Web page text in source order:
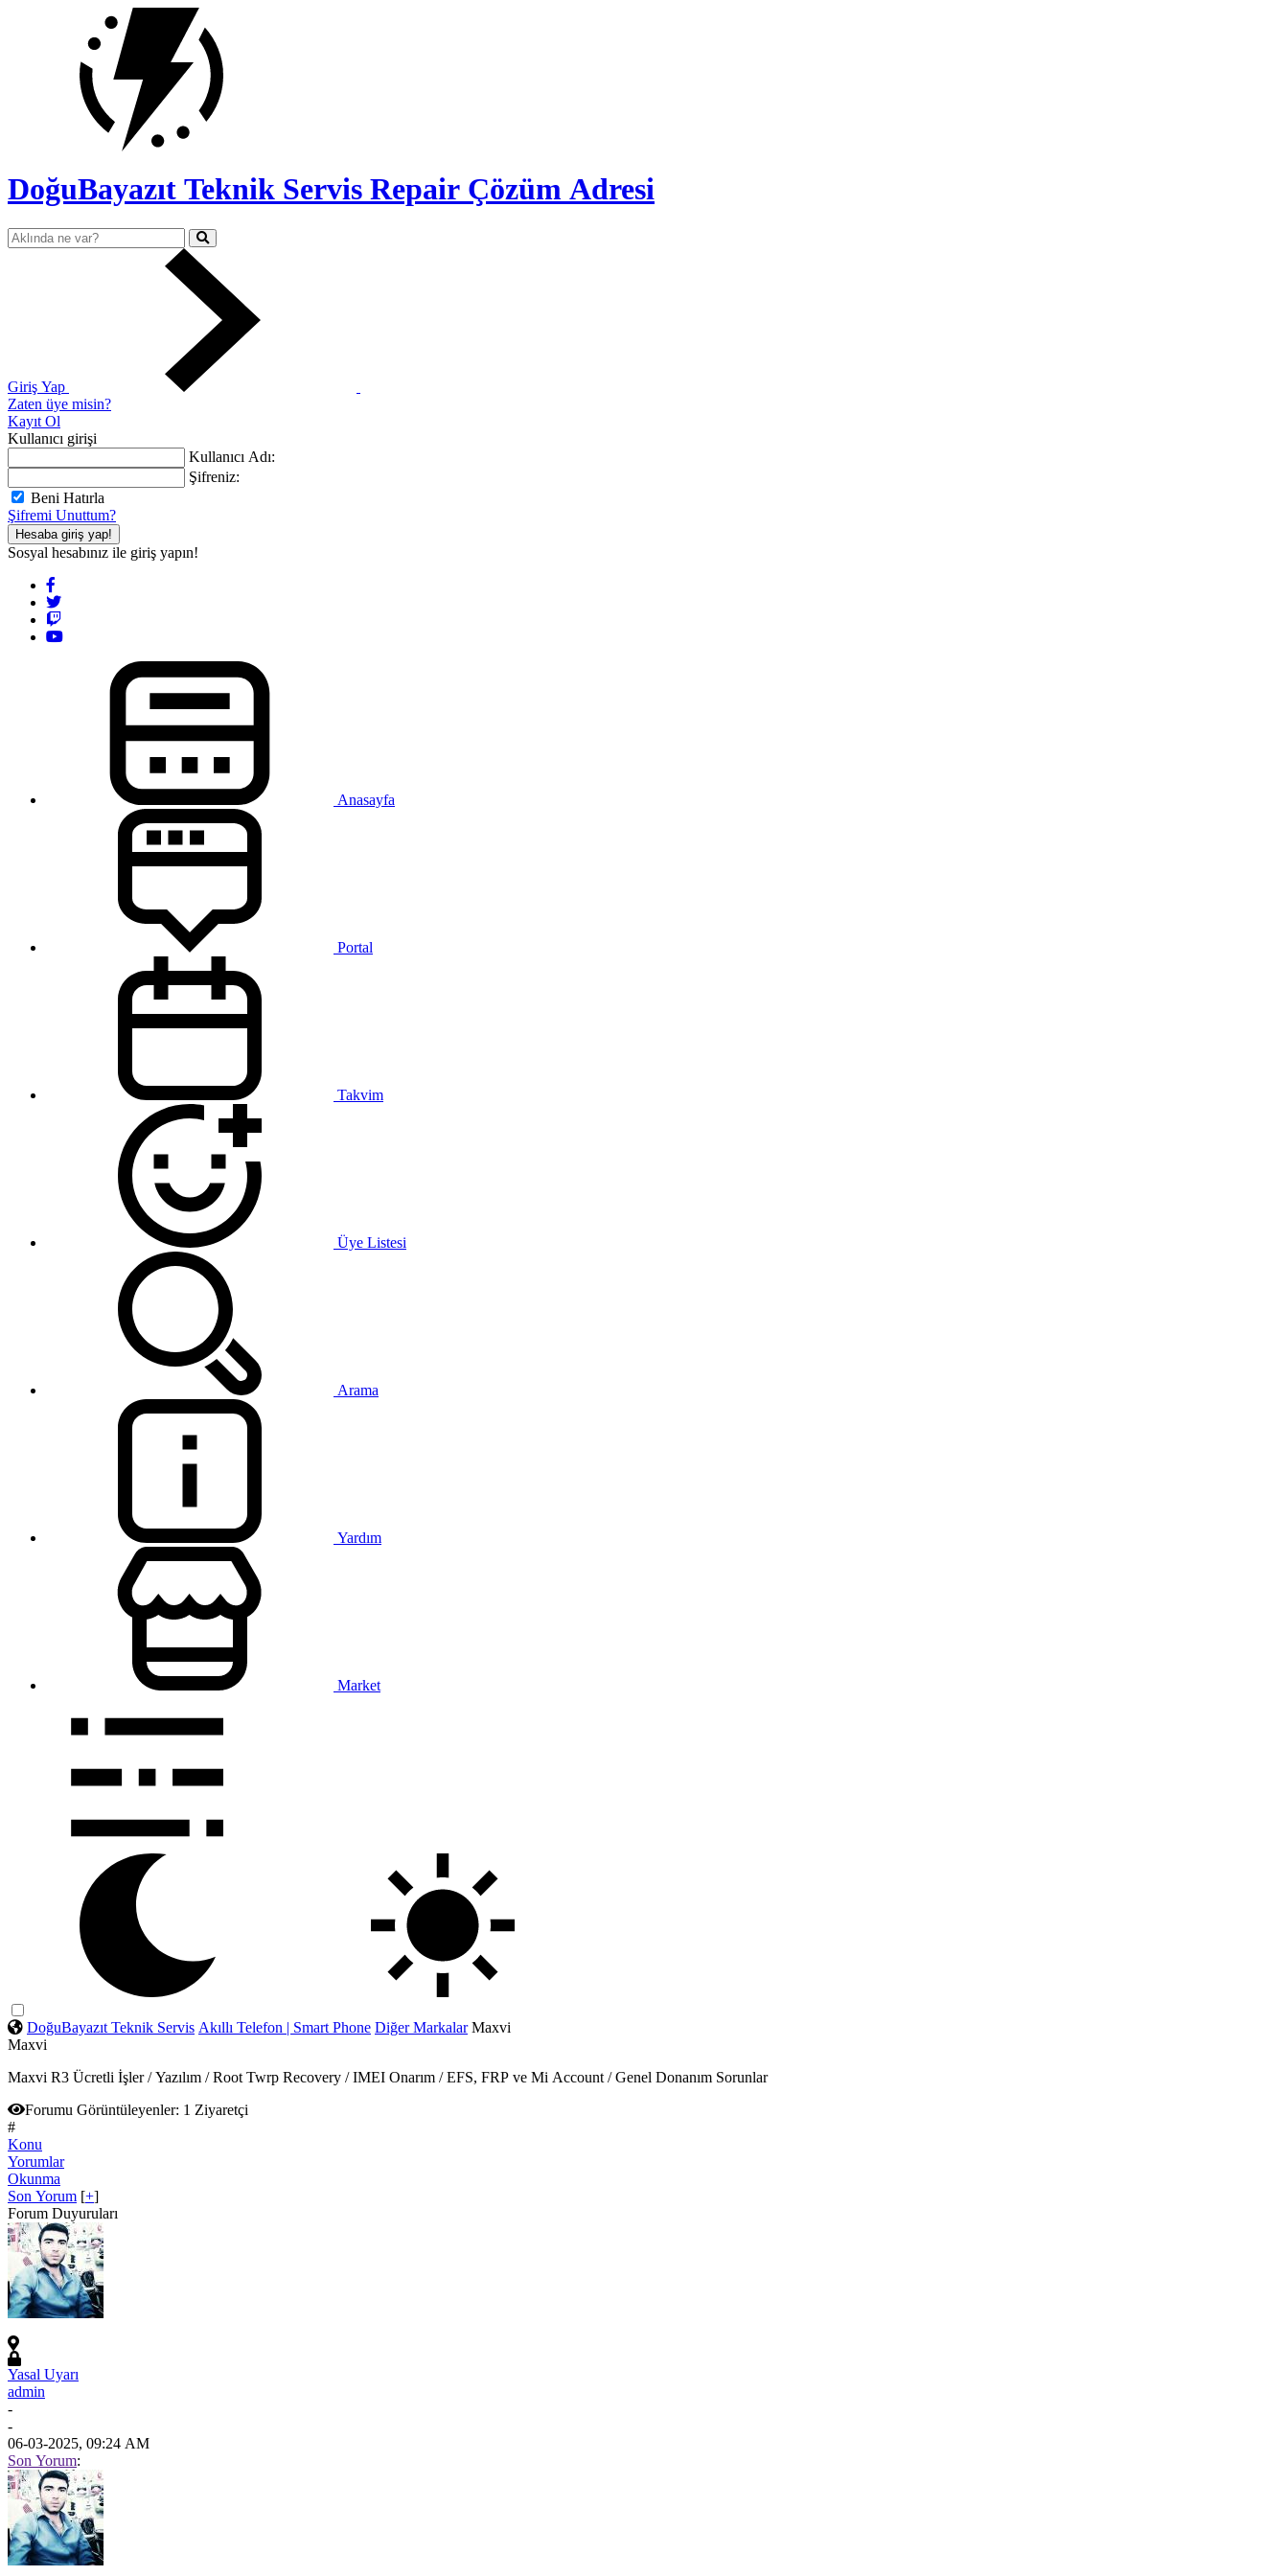
DoğuBayazıt Teknik Servis Repair Çözüm Adresi
Giriş Yap
Zaten üye misin?
Kayıt Ol
Kullanıcı girişi
Kullanıcı Adı:
Şifreniz:
Beni Hatırla
Şifremi Unuttum?
Hesaba giriş yap!
Sosyal hesabınız ile giriş yapın!
Anasayfa
Portal
Takvim
Üye Listesi
Arama
Yardım
Market
DoğuBayazıt Teknik Servis Akıllı Telefon | Smart Phone Diğer Markalar Maxvi
Maxvi
Maxvi R3 Ücretli İşler / Yazılım / Root Twrp Recovery / IMEI Onarım / EFS, FRP ve Mi Account / Genel Donanım Sorunlar
Forumu Görüntüleyenler: 1 Ziyaretçi
#
Konu
Yorumlar
Okunma
Son Yorum [+]
Forum Duyuruları
Yasal Uyarı
admin
-
-
06-03-2025, 09:24 AM
Son Yorum: